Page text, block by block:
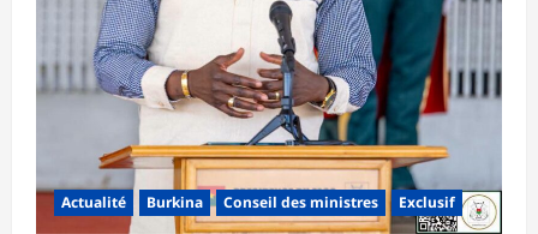
Actualité Burkina Conseil des ministres Exclusif